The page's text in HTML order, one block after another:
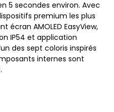
5 secondes environ. Avec
premium les plus
écran AMOLED EasyView,
IP54 et application
des sept coloris inspirés
internes sont